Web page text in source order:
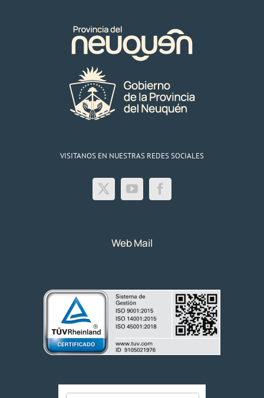
VISITANOS EN NUESTRAS REDES SOCIALES
Web Mail